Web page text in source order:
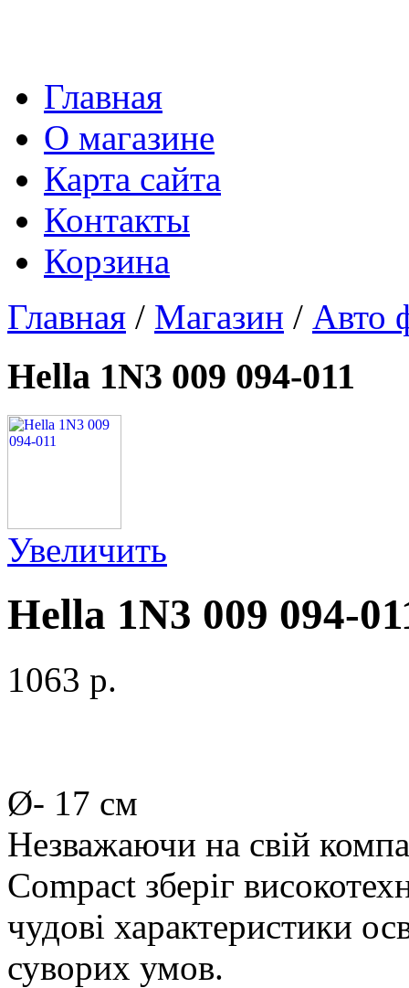
Главная
О магазине
Карта сайта
Контакты
Корзина
Главная / Магазин / Авто
Hella 1N3 009 094-011
Увеличить
Hella 1N3 009 094-
1063 p.
Ø- 17 см
Незважаючи на свій
Compact зберіг
чудові характеристики
суворих умов.